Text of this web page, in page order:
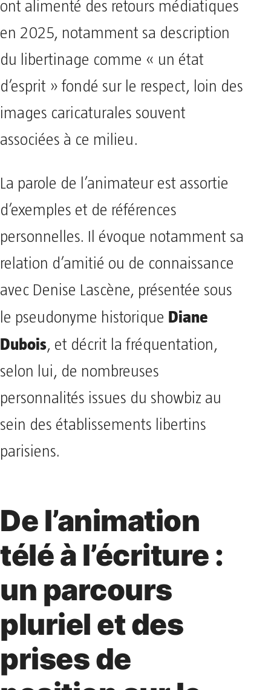
ont alimenté des retours médiatiques
en 2025, notamment sa description
du libertinage comme « un état
d’esprit » fondé sur le respect, loin des
images caricaturales souvent
associées à ce milieu.
La parole de l’animateur est assortie
d’exemples et de références
personnelles. Il évoque notamment sa
relation d’amitié ou de connaissance
avec Denise Lascène, présentée sous
le pseudonyme historique Diane
Dubois, et décrit la fréquentation,
selon lui, de nombreuses
personnalités issues du showbiz au
sein des établissements libertins
parisiens.
De l’animation
télé à l’écriture :
un parcours
pluriel et des
prises de